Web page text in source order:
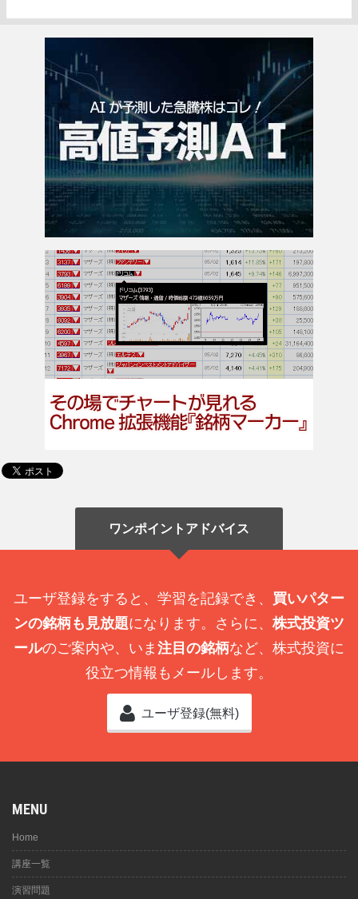
ワンポイントアドバイス
ユーザ登録をすると、学習を記録でき、 買いパター
ンの銘柄も見放題になります。さらに、 株式投資ツ
ールのご案内や、いま 注目の銘柄など、株式投資に
役立つ情報もメールします。
ユーザ登録(無料)
MENU
Home
講座一覧
演習問題